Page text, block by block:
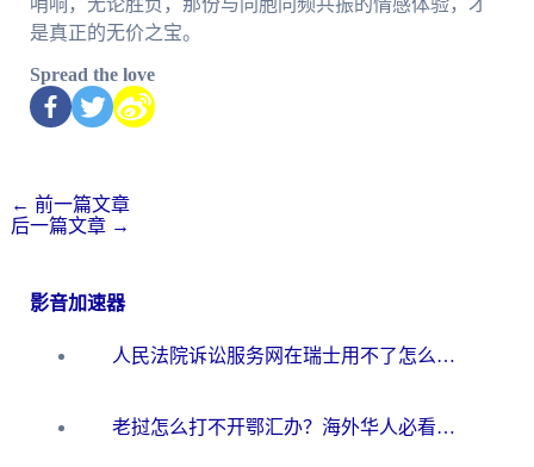
哨响，无论胜负，那份与同胞同频共振的情感体验，才
是真正的无价之宝。
Spread the love
← 前一篇文章
后一篇文章 →
影音加速器
人民法院诉讼服务网在瑞士用不了怎么办？海外华人必备的回国加速指南
老挝怎么打不开鄂汇办？海外华人必看的回国加速全攻略（附欧洲杯小说流畅技巧）